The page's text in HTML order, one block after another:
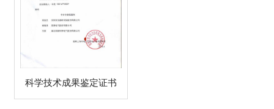
科学技术成果鉴定证书